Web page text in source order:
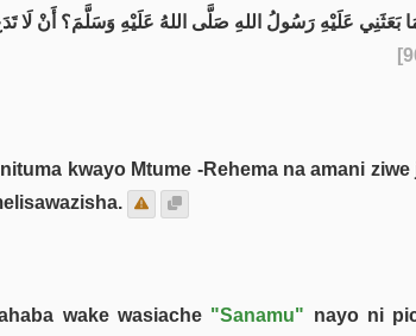
بَعَثَنِي عَلَيْهِ رَسُولُ اللهِ صَلَّى اللهُ عَلَيْهِ وَسَلَّمَ؟ أَنْ لَا
kwayo Mtume -Rehema na amani
wake wasiache "Sanamu" nayo ni